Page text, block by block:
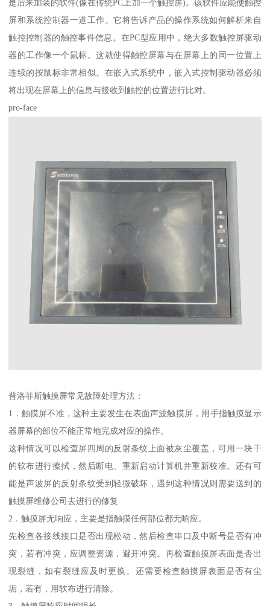
是后来加装的软件(像在传统PC上加一个触控屏)。该软件应能使触控
屏和系统控制器一道工作。它将告诉产品的操作系统如何解析来自
触控控制器的触控事件信息。在PC型应用中，绝大多数触控屏驱动
器的工作像一个鼠标。这就使得触控屏幕与在屏幕上的同一位置上
连续的按鼠标非常相似。在嵌入式系统中，嵌入式控制驱动器必须
将出现在屏幕上的信息与接收到触控的位置进行比对。
pro-face
普洛菲斯触摸屏常见故障处理方法：
1．触摸屏不准，这种主要发生在表面声波触摸屏，用手指触摸显示
器屏幕的部位不能正常地完成对应的操作。
这种情况可以检查屏四周的反射条纹上面被灰尘覆盖，可用一块干
的软布进行擦拭，然后断电、重新启动计算机并重新校准。还有可
能是声波屏的反射条纹受到轻微破坏，遇到这种情况则需要送到的
触摸屏维修公司去进行的修复
2．触摸屏无响应，主要是指触摸任何部位都无响应。
先检查各接线接口是否出现松动，然后检查串口及中断号是否有冲
突，若有冲突，应调整资源，避开冲突。再检查触摸屏表面是否出
现裂缝，如有裂缝应及时更换。还需要检查触摸屏表面是否有尘
垢，若有，用软布进行清除。